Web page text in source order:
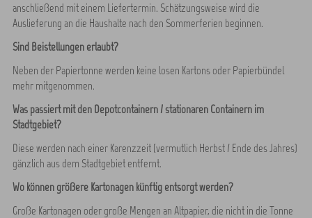
anschließend mit einem Liefertermin. Schätzungsweise wird die
Auslieferung an die Haushalte nach den Sommerferien beginnen.
Sind Beistellungen erlaubt?
Neben der Papiertonne werden keine losen Kartons oder Papierbündel
mehr mitgenommen.
Was passiert mit den Depotcontainern / stationären Containern im
Stadtgebiet?
Diese werden nach einer Karenzzeit (vermutlich Herbst / Ende des Jahres)
gänzlich aus dem Stadtgebiet entfernt.
Wo können größere Kartonagen künftig entsorgt werden?
Große Kartonagen oder große Mengen an Altpapier, die nicht in die Tonne